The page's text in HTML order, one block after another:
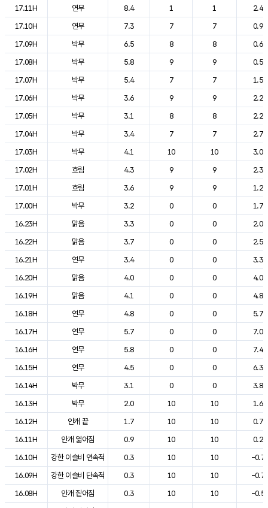
17.11H
연무 8.4 1 1
2.4
17.10H
연무 7.3 7 7
0.9
17.09H
박무 6.5 8 8
0.6
17.08H
박무 5.8 9 9
0.5
17.07H
박무 5.4 7 7
1.5
17.06H
박무 3.6 9 9
2.2
17.05H
박무 3.1 8 8
2.2
17.04H
박무 3.4 7 7
2.7
17.03H
박무 4.1 10 10
3.0
17.02H
흐림 4.3 9 9
2.3
17.01H
흐림 3.6 9 9
1.2
17.00H
박무 3.2 0 0
1.7
16.23H
맑음 3.3 0 0
2.0
16.22H
맑음 3.7 0 0
2.5
16.21H
연무 3.4 0 0
3.3
16.20H
맑음 4.0 0 0
4.0
16.19H
맑음 4.1 0 0
4.8
16.18H
연무 4.8 0 0
5.7
16.17H
연무 5.7 0 0
7.0
16.16H
연무 5.8 0 0
7.4
16.15H
연무 4.5 0 0
6.3
16.14H
박무 3.1 0 0
3.8
16.13H
박무 2.0 10 10
1.6
16.12H
안개 끝 1.7 10 10
0.7
16.11H
안개 엷어짐 0.9 10 10
0.2
16.10H
강한 이슬비 연속적 0.3 10 10
-0.7
16.09H
강한 이슬비 단속적 0.3 10 10
-0.7
16.08H
안개 짙어짐 0.3 10 10
-0.5